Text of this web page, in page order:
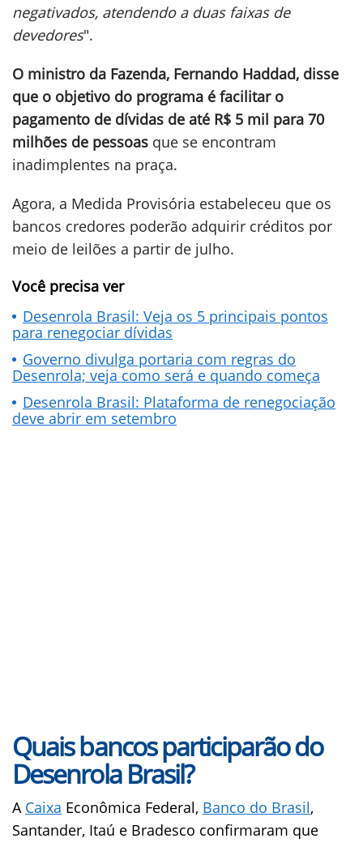
negativados, atendendo a duas faixas de
devedores".
O ministro da Fazenda, Fernando Haddad, disse
que o objetivo do programa é facilitar o
pagamento de dívidas de até R$ 5 mil para 70
milhões de pessoas que se encontram
inadimplentes na praça.
Agora, a Medida Provisória estabeleceu que os
bancos credores poderão adquirir créditos por
meio de leilões a partir de julho.
Você precisa ver
Desenrola Brasil: Veja os 5 principais pontos
para renegociar dívidas
Governo divulga portaria com regras do
Desenrola; veja como será e quando começa
Desenrola Brasil: Plataforma de renegociação
deve abrir em setembro
Quais bancos participarão do
Desenrola Brasil?
A Caixa Econômica Federal, Banco do Brasil,
Santander, Itaú e Bradesco confirmaram que